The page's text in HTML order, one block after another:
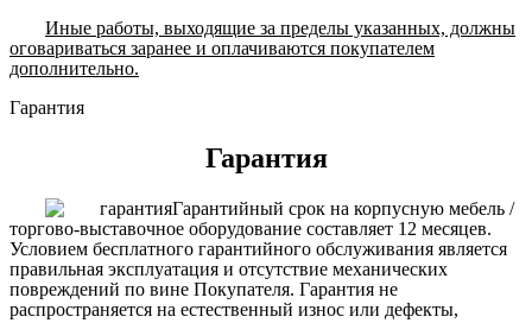
Иные работы, выходящие за пределы указанных, должны
оговариваться заранее и оплачиваются покупателем
дополнительно.
Гарантия
Гарантия
Гарантийный срок на корпусную мебель /
торгово-выставочное оборудование составляет 12 месяцев.
Условием бесплатного гарантийного обслуживания является
правильная эксплуатация и отсутствие механических
повреждений по вине Покупателя. Гарантия не
распространяется на естественный износ или дефекты,